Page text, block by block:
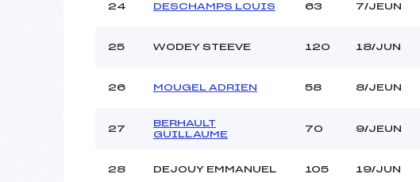
24 DESCHAMPS LOUIS 63 7/JEUN
25 WODEY STEEVE 120 18/JUN
26 MOUGEL ADRIEN 58 8/JEUN
27
BERHAULT
GUILLAUME
70 9/JEUN
28 DEJOUY EMMANUEL 105 19/JUN